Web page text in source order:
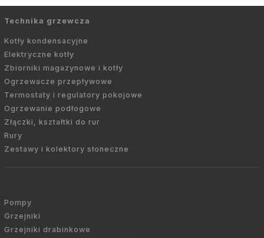
Technika grzewcza
Kotły kondensacyjne
Elektryczne kotły
Zbiorniki magazynowe i kotły
Ogrzewacze przepływowe
Termostaty i regulatory pokojowe
Ogrzewanie podłogowe
Złączki, kształtki do rur
Rury
Zestawy i kolektory słoneczne
Pompy
Grzejniki
Grzejniki drabinkowe